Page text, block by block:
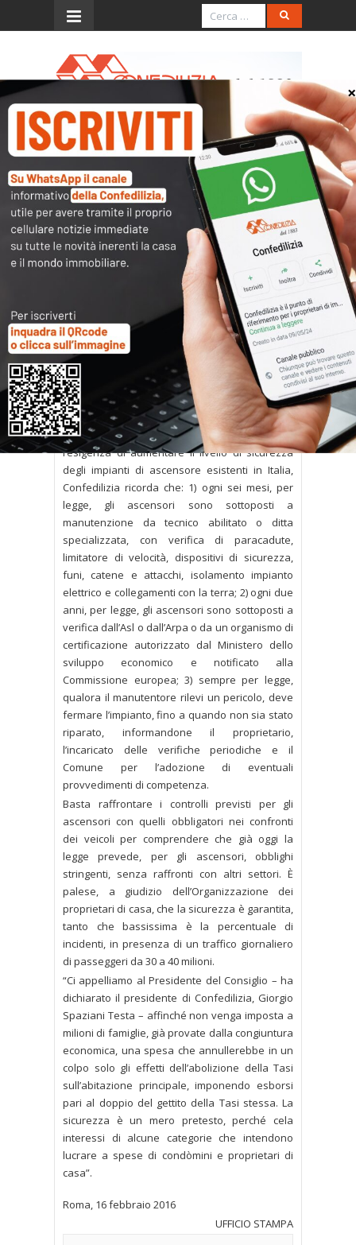
Menu
Appello a Renzi: elimini la
“tassa sull’ascensore”
Se approvata, annullerebbe gli effetti
dell’abolizione della Tasi sulla prima casa
Il Ministero dello sviluppo economico ha
licenziato uno schema di d.p.r. che impone una
verifica straordinaria degli ascensori esistenti,
attribuendo ai soggetti verificatori la facoltà di
prescrivere una serie di costosi interventi a
carico dei proprietari di casa. Lo segnala
Confedilizia, sottolineando che l’obbligo in
questione non è in alcun modo previsto dalla
direttiva europea di cui il d.p.r. costituisce
attuazione.
Poiché la disposizione viene motivata con
l’esigenza di aumentare il livello di sicurezza
degli impianti di ascensore esistenti in Italia,
Confedilizia ricorda che: 1) ogni sei mesi, per
legge, gli ascensori sono sottoposti a
manutenzione da tecnico abilitato o ditta
specializzata, con verifica di paracadute,
limitatore di velocità, dispositivi di sicurezza,
funi, catene e attacchi, isolamento impianto
elettrico e collegamenti con la terra; 2) ogni due
anni, per legge, gli ascensori sono sottoposti a
verifica dall’Asl o dall’Arpa o da un organismo di
certificazione autorizzato dal Ministero dello
sviluppo economico e notificato alla
Commissione europea; 3) sempre per legge,
qualora il manutentore rilevi un pericolo, deve
fermare l’impianto, fino a quando non sia stato
riparato, informandone il proprietario,
l’incaricato delle verifiche periodiche e il
Comune per l’adozione di eventuali
provvedimenti di competenza.
Basta raffrontare i controlli previsti per gli
ascensori con quelli obbligatori nei confronti
dei veicoli per comprendere che già oggi la
legge prevede, per gli ascensori, obblighi
stringenti, senza raffronti con altri settori. È
palese, a giudizio dell’Organizzazione dei
proprietari di casa, che la sicurezza è garantita,
tanto che bassissima è la percentuale di
incidenti, in presenza di un traffico giornaliero
di passeggeri da 30 a 40 milioni.
“Ci appelliamo al Presidente del Consiglio – ha
dichiarato il presidente di Confedilizia, Giorgio
Spaziani Testa – affinché non venga imposta a
milioni di famiglie, già provate dalla congiuntura
economica, una spesa che annullerebbe in un
colpo solo gli effetti dell’abolizione della Tasi
sull’abitazione principale, imponendo esborsi
pari al doppio del gettito della Tasi stessa. La
sicurezza è un mero pretesto, perché cela
interessi di alcune categorie che intendono
lucrare a spese di condòmini e proprietari di
casa”.
Roma, 16 febbraio 2016
UFFICIO STAMPA